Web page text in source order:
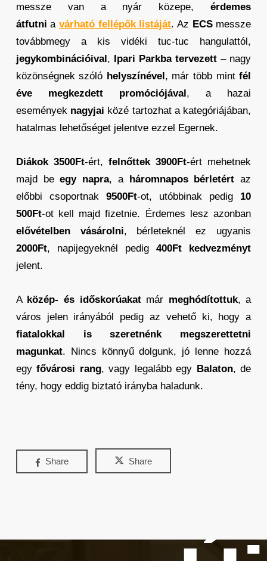
messze van a nyár közepe,érdemes
átfutniavárható fellépők listáját. Az ECSmessze
továbbmegy a kis vidéki tuc-tuc hangulattól,
jegykombinációival, Ipari Parkba tervezett – nagy
közönségnek szóló helyszínével, már több mintfél
éve megkezdett promóciójával, a hazai
események nagyjai közé tartozhat a kategóriájában,
hatalmas lehetőséget jelentve ezzel Egernek.
Diákok 3500Ft-ért, felnőttek 3900Ft-ért mehetnek
majd beegy napra, a háromnapos bérletért az
előbbi csoportnak 9500Ft-ot, utóbbinak pedig 10
500Ft-ot kell majd fizetnie. Érdemes lesz azonban
elővételben vásárolni, bérleteknél ez ugyanis
2000Ft, napijegyeknél pedig 400Ft
kedvezményt
jelent.
A közép- és időskorúakatmár meghódítottuk, a
város jelen irányából pedig az vehető ki, hogy a
fiatalokkal is szeretnénk megszerettetni
magunkat. Nincs könnyű dolgunk, jó lenne hozzá
egyfővárosi rang, vagy legalább egy Balaton, de
tény, hogy eddig biztató irányba haladunk.
Share Share